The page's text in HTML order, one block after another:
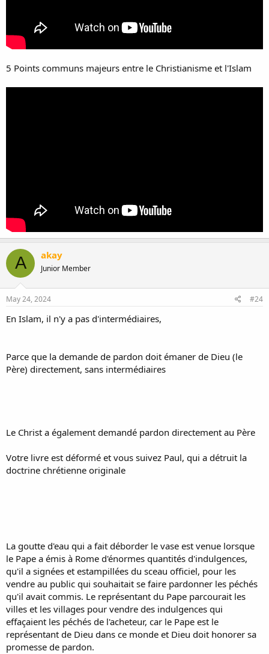
5 Points communs majeurs entre le Christianisme et l'Islam
A akay
Junior Member
May 24, 2024 #24
En Islam, il n'y a pas d'intermédiaires,
Parce que la demande de pardon doit émaner de Dieu (le
Père) directement, sans intermédiaires
Le Christ a également demandé pardon directement au Père
Votre livre est déformé et vous suivez Paul, qui a détruit la
doctrine chrétienne originale
La goutte d'eau qui a fait déborder le vase est venue lorsque
le Pape a émis à Rome d'énormes quantités d'indulgences,
qu'il a signées et estampillées du sceau officiel, pour les
vendre au public qui souhaitait se faire pardonner les péchés
qu'il avait commis. Le représentant du Pape parcourait les
villes et les villages pour vendre des indulgences qui
effaçaient les péchés de l'acheteur, car le Pape est le
représentant de Dieu dans ce monde et Dieu doit honorer sa
promesse de pardon.